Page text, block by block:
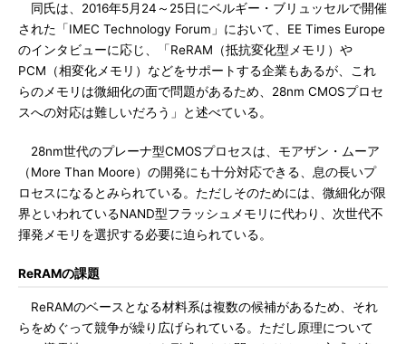
同氏は、2016年5月24～25日にベルギー・ブリュッセルで開催
された「IMEC Technology Forum」において、EE Times Europe
のインタビューに応じ、「ReRAM（抵抗変化型メモリ）や
PCM（相変化メモリ）などをサポートする企業もあるが、これ
らのメモリは微細化の面で問題があるため、28nm CMOSプロセ
スへの対応は難しいだろう」と述べている。
28nm世代のプレーナ型CMOSプロセスは、モアザン・ムーア
（More Than Moore）の開発にも十分対応できる、息の長いプ
ロセスになるとみられている。ただしそのためには、微細化が限
界といわれているNAND型フラッシュメモリに代わり、次世代不
揮発メモリを選択する必要に迫られている。
ReRAMの課題
ReRAMのベースとなる材料系は複数の候補があるため、それ
らをめぐって競争が繰り広げられている。ただし原理について